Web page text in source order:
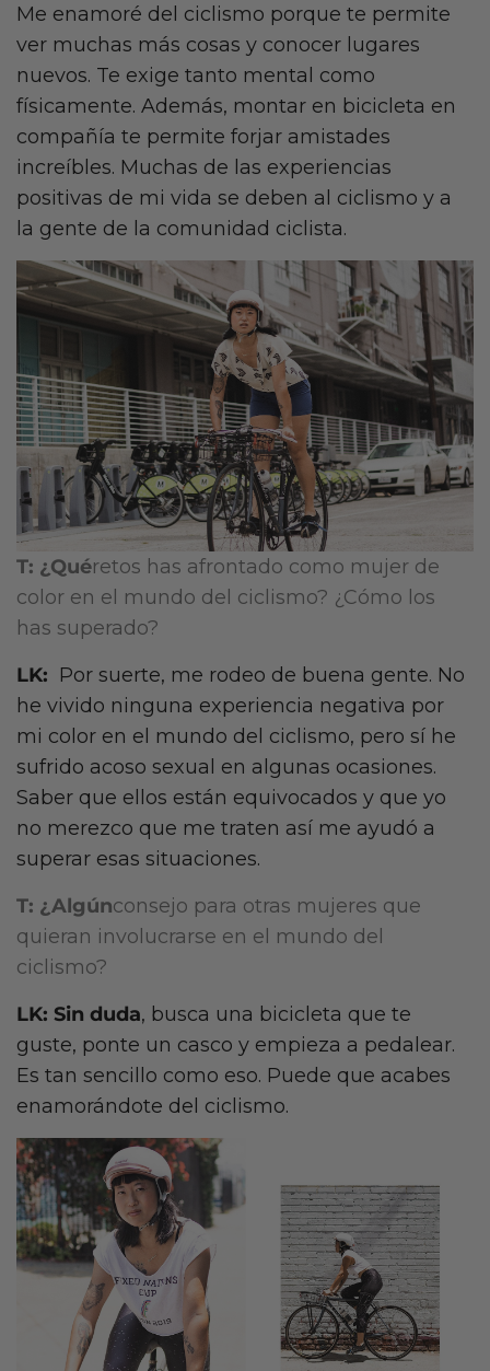
Me enamoré del ciclismo porque te permite
ver muchas más cosas y conocer lugares
nuevos. Te exige tanto mental como
físicamente. Además, montar en bicicleta en
compañía te permite forjar amistades
increíbles. Muchas de las experiencias
positivas de mi vida se deben al ciclismo y a
la gente de la comunidad ciclista.
T: ¿Quéretos has afrontado como mujer de
color en el mundo del ciclismo? ¿Cómo los
has superado?
LK: Por suerte, me rodeo de buena gente. No
he vivido ninguna experiencia negativa por
mi color en el mundo del ciclismo, pero sí he
sufrido acoso sexual en algunas ocasiones.
Saber que ellos están equivocados y que yo
no merezco que me traten así me ayudó a
superar esas situaciones.
T: ¿Algúnconsejo para otras mujeres que
quieran involucrarse en el mundo del
ciclismo?
LK: Sin duda, busca una bicicleta que te
guste, ponte un casco y empieza a pedalear.
Es tan sencillo como eso. Puede que acabes
enamorándote del ciclismo.